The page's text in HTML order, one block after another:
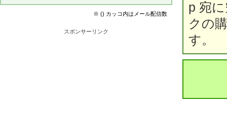
p 宛
クの
す。
※ () カッコ内はメール配信数
スポンサーリンク